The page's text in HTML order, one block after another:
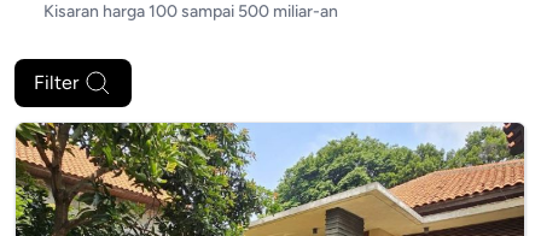
Kisaran harga 100 sampai 500 miliar-an
Filter